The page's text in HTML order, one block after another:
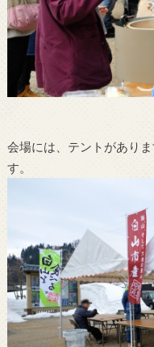
会場には、テントがあり
す。